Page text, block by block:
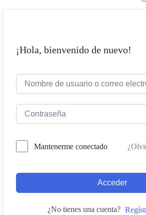
¡Hola, bienvenido de nuevo!
Mantenerme conectado
Acceder
¿No tienes una cuenta?